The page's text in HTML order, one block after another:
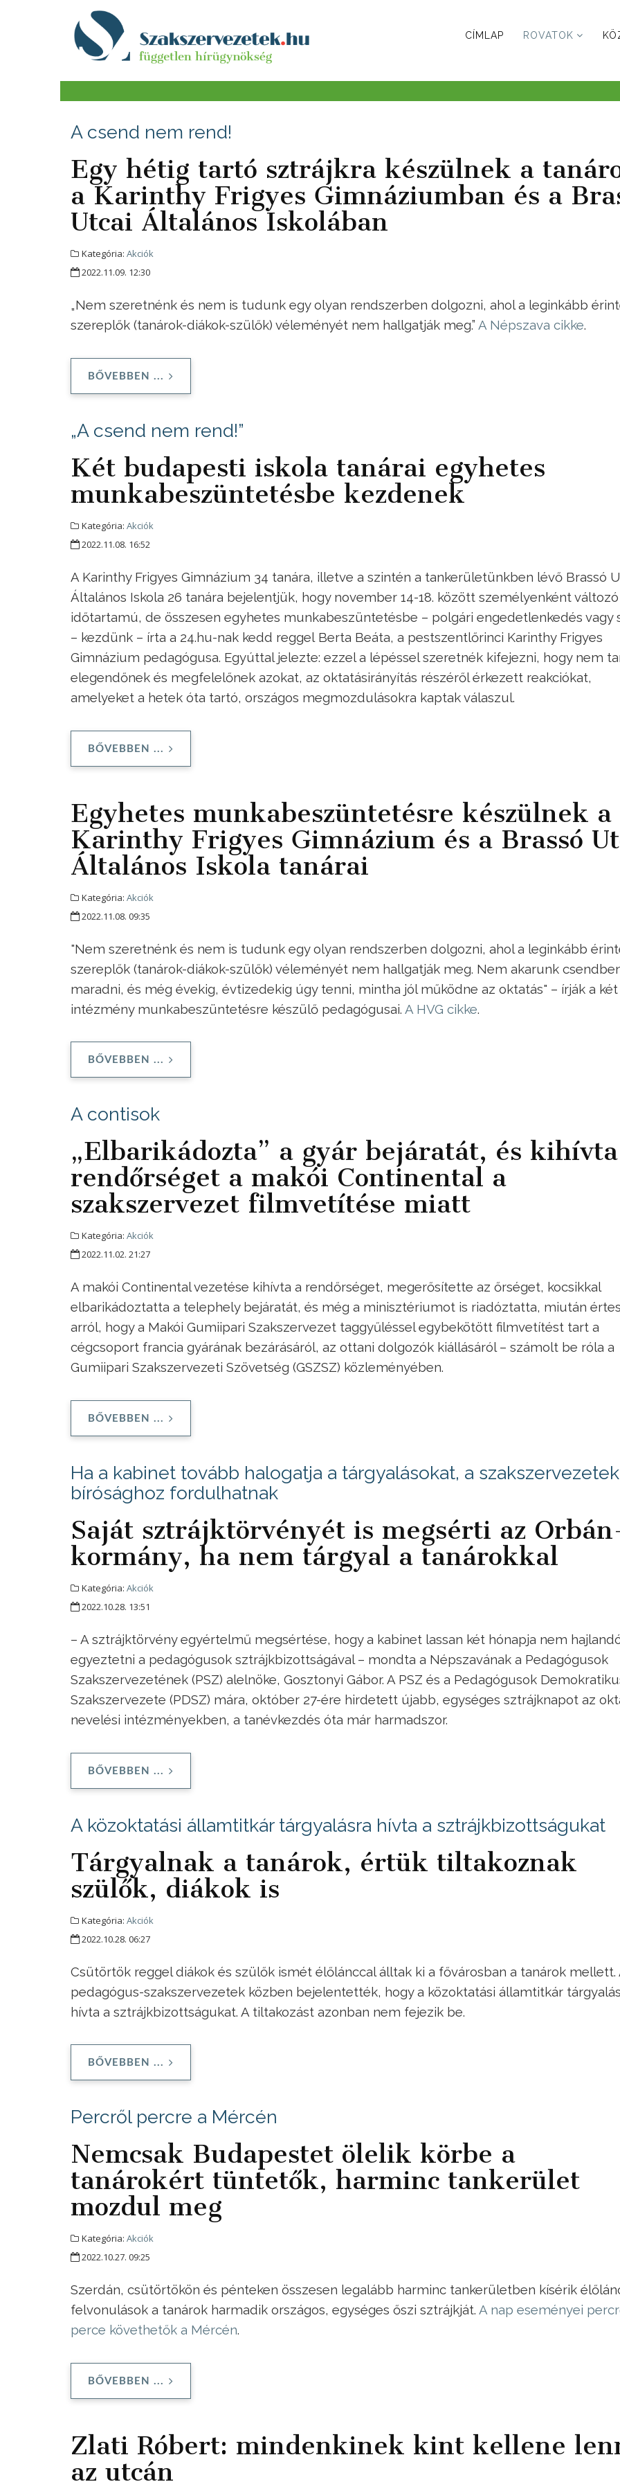
CÍMLAP ROVATOK
A csend nem rend!
Egy hétig tartó sztrájkra készülnek a
a Karinthy Frigyes Gimnáziumban és a
Utcai Általános Iskolában
Kategória: Akciók
2022.11.09. 12:30
„Nem szeretnénk és nem is tudunk egy olyan rendszerben dolgozni, ahol a leginkább
szereplők (tanárok-diákok-szülők) véleményét nem hallgatják meg.” A Népszava cikke.
BŐVEBBEN ...
„A csend nem rend!”
Két budapesti iskola tanárai egyhetes
munkabeszüntetésbe kezdenek
Kategória: Akciók
2022.11.08. 16:52
A Karinthy Frigyes Gimnázium 34 tanára, illetve a szintén a tankerületünkben lévő Brassó
Általános Iskola 26 tanára bejelentjük, hogy november 14-18. között személyenként változó
időtartamú, de összesen egyhetes munkabeszüntetésbe – polgári engedetlenkedés vagy
– kezdünk – írta a 24.hu-nak kedd reggel Berta Beáta, a pestszentlőrinci Karinthy Frigyes
Gimnázium pedagógusa. Egyúttal jelezte: ezzel a lépéssel szeretnék kifejezni, hogy nem
elegendőnek és megfelelőnek azokat, az oktatásirányítás részéről érkezett reakciókat,
amelyeket a hetek óta tartó, országos megmozdulásokra kaptak válaszul.
BŐVEBBEN ...
Egyhetes munkabeszüntetésre készülnek a
Karinthy Frigyes Gimnázium és a Brassó
Általános Iskola tanárai
Kategória: Akciók
2022.11.08. 09:35
"Nem szeretnénk és nem is tudunk egy olyan rendszerben dolgozni, ahol a leginkább
szereplők (tanárok-diákok-szülők) véleményét nem hallgatják meg. Nem akarunk
maradni, és még évekig, évtizedekig úgy tenni, mintha jól működne az oktatás" – írják a két
intézmény munkabeszüntetésre készülő pedagógusai. A HVG cikke.
BŐVEBBEN ...
A contisok
„Elbarikádozta” a gyár bejáratát, és
rendőrséget a makói Continental a
szakszervezet filmvetítése miatt
Kategória: Akciók
2022.11.02. 21:27
A makói Continental vezetése kihívta a rendőrséget, megerősítette az őrséget, kocsikkal
elbarikádoztatta a telephely bejáratát, és még a minisztériumot is riadóztatta, miután
arról, hogy a Makói Gumiipari Szakszervezet taggyűléssel egybekötött filmvetítést tart a
cégcsoport francia gyárának bezárásáról, az ottani dolgozók kiállásáról – számolt be róla a
Gumiipari Szakszervezeti Szövetség (GSZSZ) közleményében.
BŐVEBBEN ...
Ha a kabinet tovább halogatja a tárgyalásokat, a szakszervezetek
bírósághoz fordulhatnak
Saját sztrájktörvényét is megsérti az
kormány, ha nem tárgyal a tanárokkal
Kategória: Akciók
2022.10.28. 13:51
– A sztrájktörvény egyértelmű megsértése, hogy a kabinet lassan két hónapja nem
egyeztetni a pedagógusok sztrájkbizottságával – mondta a Népszavának a Pedagógusok
Szakszervezetének (PSZ) alelnöke, Gosztonyi Gábor. A PSZ és a Pedagógusok
Szakszervezete (PDSZ) mára, október 27-ére hirdetett újabb, egységes sztrájknapot az
nevelési intézményekben, a tanévkezdés óta már harmadszor.
BŐVEBBEN ...
A közoktatási államtitkár tárgyalásra hívta a sztrájkbizottságukat
Tárgyalnak a tanárok, értük tiltakoznak
szülők, diákok is
Kategória: Akciók
2022.10.28. 06:27
Csütörtök reggel diákok és szülők ismét élőlánccal álltak ki a fővárosban a tanárok mellett.
pedagógus-szakszervezetek közben bejelentették, hogy a közoktatási államtitkár
hívta a sztrájkbizottságukat. A tiltakozást azonban nem fejezik be.
BŐVEBBEN ...
Percről percre a Mércén
Nemcsak Budapestet ölelik körbe a
tanárokért tüntetők, harminc tankerület
mozdul meg
Kategória: Akciók
2022.10.27. 09:25
Szerdán, csütörtökön és pénteken összesen legalább harminc tankerületben kísérik
felvonulások a tanárok harmadik országos, egységes őszi sztrájkját. A nap eseményei
perce követhetők a Mércén.
BŐVEBBEN ...
Zlati Róbert: mindenkinek kint kellene
az utcán